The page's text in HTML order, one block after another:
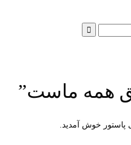
همه ماست”
خوش آمدید.